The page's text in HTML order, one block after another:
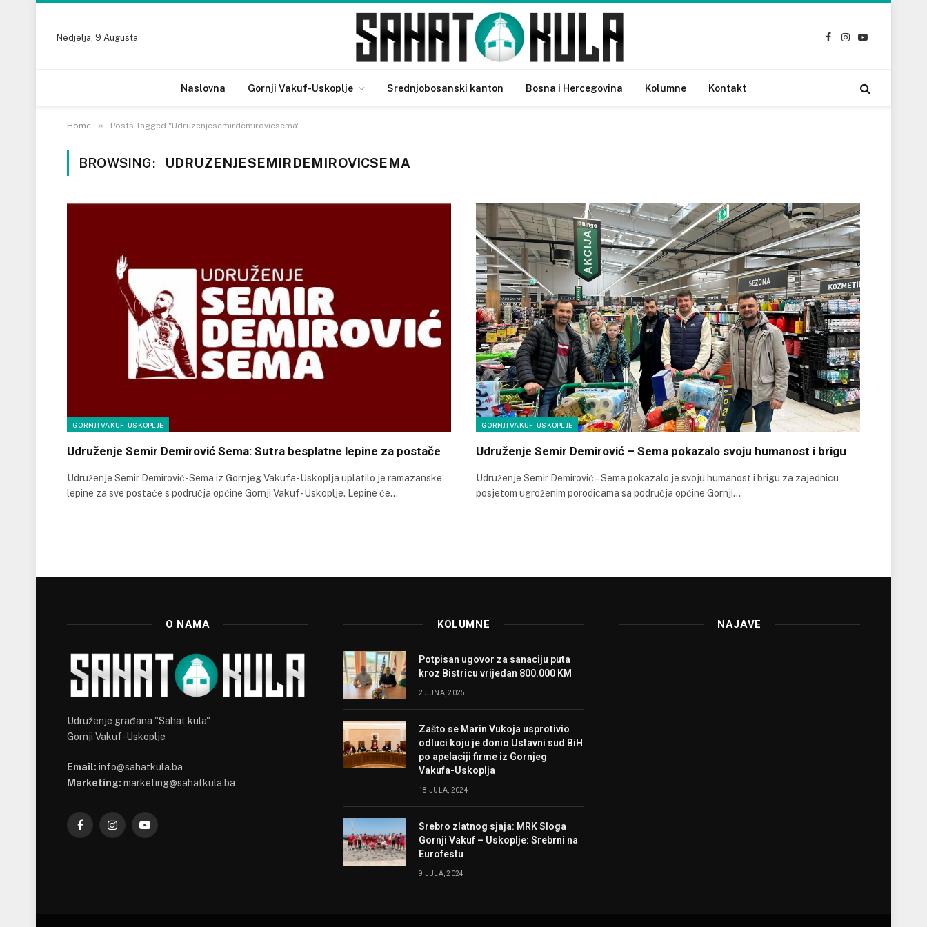
Nedjelja, 9 Augusta
Facebook
Instagram
YouTube
Naslovna Gornji Vakuf-Uskoplje Srednjobosanski kanton Bosna i Hercegovina Kolumne Kontakt
Home » Posts Tagged "Udruzenjesemirdemirovicsema"
BROWSING: UDRUZENJESEMIRDEMIROVICSEMA
GORNJI VAKUF-USKOPLJE
Udruženje Semir Demirović Sema: Sutra besplatne lepine za postače
Udruženje Semir Demirović-Sema iz Gornjeg Vakufa-Uskoplja uplatilo je ramazanske
lepine za sve postaće s područja općine Gornji Vakuf-Uskoplje. Lepine će…
GORNJI VAKUF-USKOPLJE
Udruženje Semir Demirović – Sema pokazalo svoju humanost i brigu
Udruženje Semir Demirović – Sema pokazalo je svoju humanost i brigu za zajednicu
posjetom ugroženim porodicama sa područja općine Gornji…
O NAMA
Udruženje građana "Sahat kula"
Gornji Vakuf-Uskoplje
Email: info@sahatkula.ba
Marketing: marketing@sahatkula.ba
FacebookInstagramYouTube
KOLUMNE
Potpisan ugovor za sanaciju puta
kroz Bistricu vrijedan 800.000 KM
2 JUNA, 2025
Zašto se Marin Vukoja usprotivio
odluci koju je donio Ustavni sud BiH
po apelaciji firme iz Gornjeg
Vakufa-Uskoplja
18 JULA, 2024
Srebro zlatnog sjaja: MRK Sloga
Gornji Vakuf – Uskoplje: Srebrni na
Eurofestu
9 JULA, 2024
NAJAVE